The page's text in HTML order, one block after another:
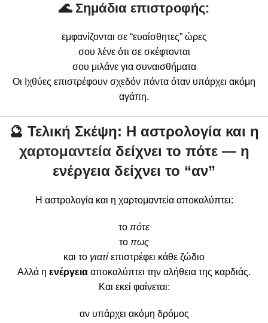
🌊 Σημάδια επιστροφής:
εμφανίζονται σε “ευαίσθητες” ώρες
σου λένε ότι σε σκέφτονται
σου μιλάνε για συναισθήματα
Οι Ιχθύες επιστρέφουν σχεδόν πάντα όταν υπάρχει ακόμη
αγάπη.
🔮 Τελική Σκέψη: Η αστρολογία και η
χαρτομαντείαδείχνει το πότε — η
ενέργεια δείχνει το “αν”
Η αστρολογία και η χαρτομαντεία αποκαλύπτει:
το πότε
το πως
και το γιατί επιστρέφει κάθε ζώδιο
Αλλά η ενέργεια αποκαλύπτει την αλήθεια της καρδιάς.
Και εκεί φαίνεται:
αν υπάρχει ακόμη δρόμος